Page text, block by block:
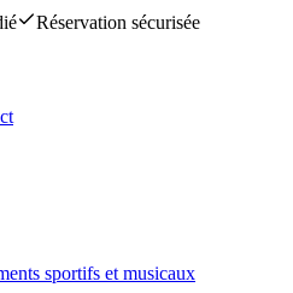
Réservation sécurisée
sportifs et musicaux